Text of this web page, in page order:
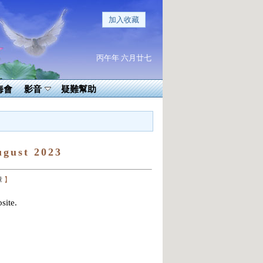
加入收藏
丙午年 六月廿七
會 影音 疑難幫助
2023
】